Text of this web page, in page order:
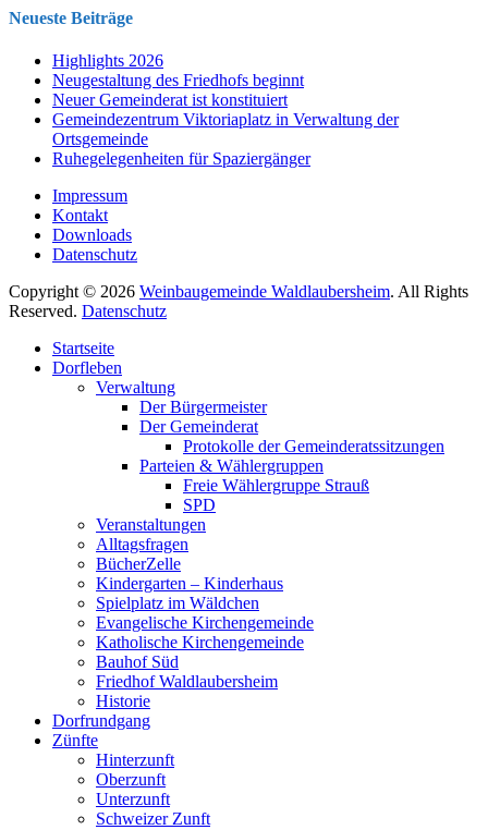
Neueste Beiträge
Highlights 2026
Neugestaltung des Friedhofs beginnt
Neuer Gemeinderat ist konstituiert
Gemeindezentrum Viktoriaplatz in Verwaltung der
Ortsgemeinde
Ruhegelegenheiten für Spaziergänger
Impressum
Kontakt
Downloads
Datenschutz
Copyright © 2026 Weinbaugemeinde Waldlaubersheim. All Rights
Reserved. Datenschutz
oben
scrollen
Startseite
Dorfleben
Verwaltung
Der Bürgermeister
Der Gemeinderat
Protokolle der Gemeinderatssitzungen
Parteien & Wählergruppen
Freie Wählergruppe Strauß
SPD
Veranstaltungen
Alltagsfragen
BücherZelle
Kindergarten – Kinderhaus
Spielplatz im Wäldchen
Evangelische Kirchengemeinde
Katholische Kirchengemeinde
Bauhof Süd
Friedhof Waldlaubersheim
Historie
Dorfrundgang
Zünfte
Hinterzunft
Oberzunft
Unterzunft
Schweizer Zunft